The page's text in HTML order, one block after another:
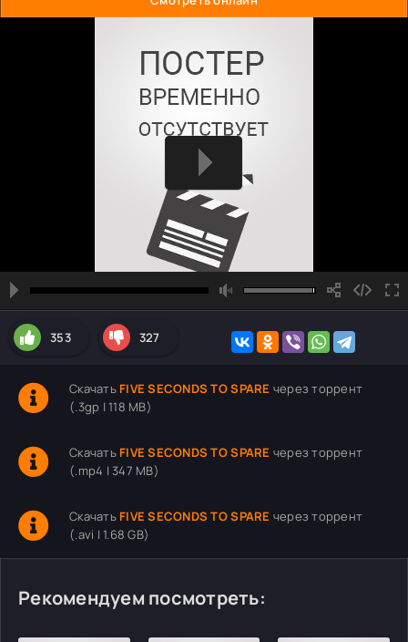
353 327
Скачать FIVE SECONDS TO SPARE через торрент
(.3gp | 118 MB)
Скачать FIVE SECONDS TO SPARE через торрент
(.mp4 | 347 MB)
Скачать FIVE SECONDS TO SPARE через торрент
(.avi | 1.68 GB)
Рекомендуем посмотреть: